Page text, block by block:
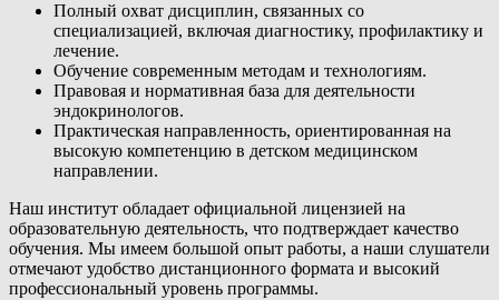
Полный охват дисциплин, связанных со
специализацией, включая диагностику, профилактику и
лечение.
Обучение современным методам и технологиям.
Правовая и нормативная база для деятельности
эндокринологов.
Практическая направленность, ориентированная на
высокую компетенцию в детском медицинском
направлении.
Наш институт обладает официальной лицензией на
образовательную деятельность, что подтверждает качество
обучения. Мы имеем большой опыт работы, а наши слушатели
отмечают удобство дистанционного формата и высокий
профессиональный уровень программы.